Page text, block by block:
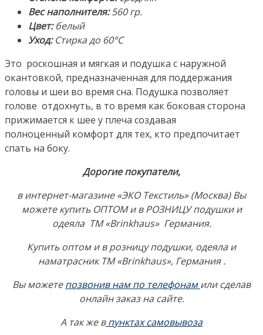
Египетский
Хлопок-
Твилл.
Производство:
ТМ
«Brinkhaus»,
Германия
Вес наполнителя:560 гр.
Цвет:белый
Уход:Стирка до 60°С
Это роскошная и мягкая и подушка с наружной
окантовкой, предназначенная для поддержания
головы и шеи во время сна. Подушка позволяет
голове отдохнуть, в то время как боковая сторона
прижимается к шее у плеча создавая
полноценный комфорт для тех, кто предпочитает
спать на боку.
Дорогие покупатели,
в интернет-магазине «ЭКО Текстиль» (Москва) Вы
можете купить ОПТОМ и в РОЗНИЦУ подушки и
одеяла ТМ «Brinkhaus» Германия.
Купить оптом и в розницу подушки, одеяла и
наматрасник ТМ «Brinkhaus», Германия .
Вы можетепозвонив нам по телефонам или сделав
онлайн заказ на сайте.
А так же в пунктах самовывоза